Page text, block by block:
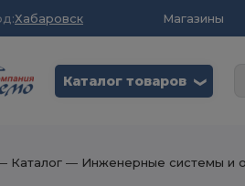
Хабаровск Магазины
Каталог товаров ❮
Каталог ― Инженерные системы и